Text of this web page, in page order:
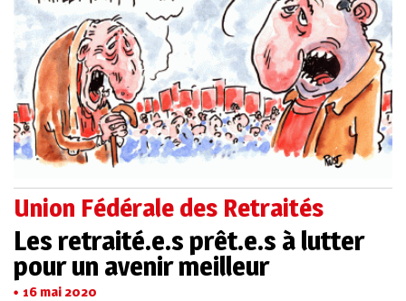
Union Fédérale des Retraités
Les retraité.e.s prêt.e.s à lutter
pour un avenir meilleur
16 mai 2020